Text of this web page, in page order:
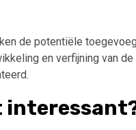
de potentiële
en verfijning van